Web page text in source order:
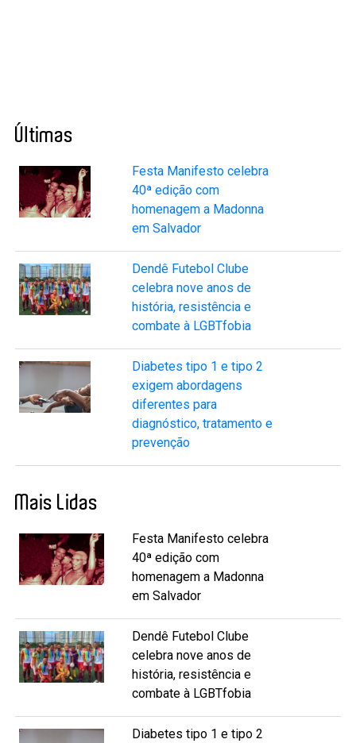
Últimas
Festa Manifesto celebra
40ª edição com
homenagem a Madonna
em Salvador
Dendê Futebol Clube
celebra nove anos de
história, resistência e
combate à LGBTfobia
Diabetes tipo 1 e tipo 2
exigem abordagens
diferentes para
diagnóstico, tratamento e
prevenção
Mais Lidas
Festa Manifesto celebra
40ª edição com
homenagem a Madonna
em Salvador
Dendê Futebol Clube
celebra nove anos de
história, resistência e
combate à LGBTfobia
Diabetes tipo 1 e tipo 2